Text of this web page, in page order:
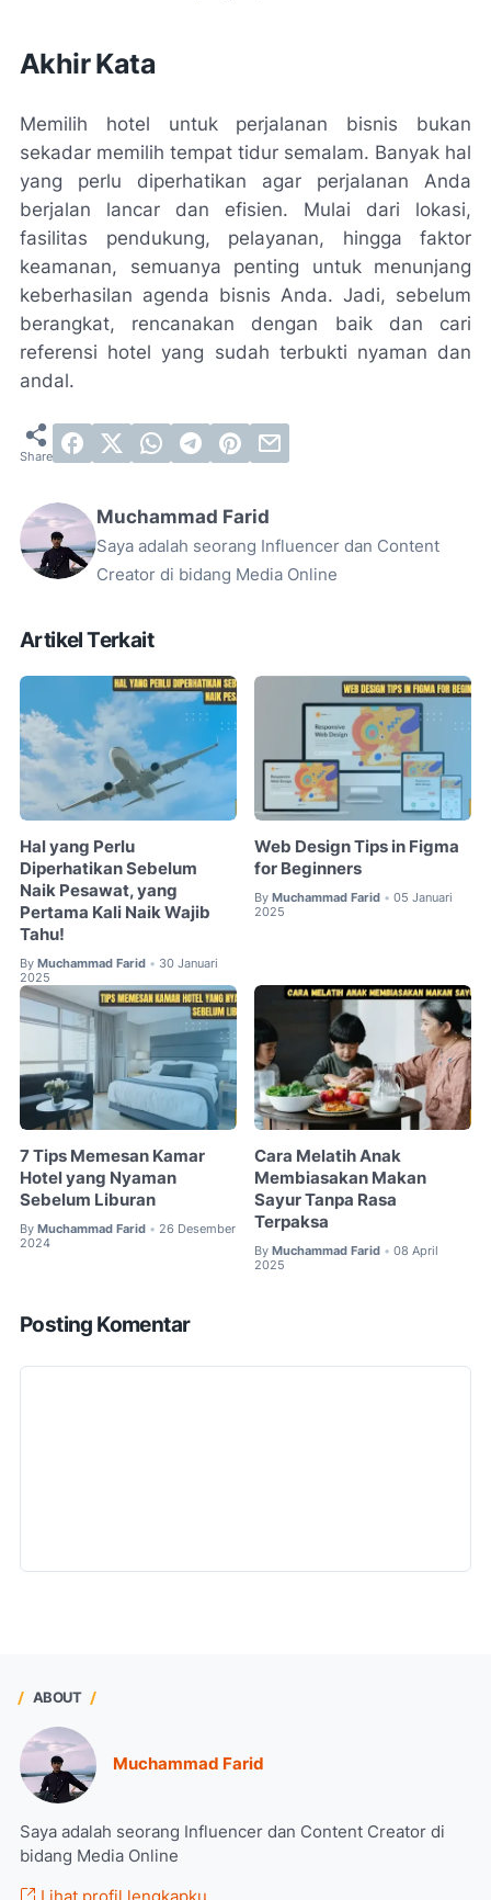
Akhir Kata
Memilih hotel untuk perjalanan bisnis bukan
sekadar memilih tempat tidur semalam. Banyak hal
yang perlu diperhatikan agar perjalanan Anda
berjalan lancar dan efisien. Mulai dari lokasi,
fasilitas pendukung, pelayanan, hingga faktor
keamanan, semuanya penting untuk menunjang
keberhasilan agenda bisnis Anda. Jadi, sebelum
berangkat, rencanakan dengan baik dan cari
referensi hotel yang sudah terbukti nyaman dan
andal.
Muchammad Farid
Saya adalah seorang Influencer dan Content
Creator di bidang Media Online
Artikel Terkait
Hal yang Perlu
Diperhatikan Sebelum
Naik Pesawat, yang
Pertama Kali Naik Wajib
Tahu!
By Muchammad Farid • 30 Januari
2025
Web Design Tips in Figma
for Beginners
By Muchammad Farid • 05 Januari
2025
7 Tips Memesan Kamar
Hotel yang Nyaman
Sebelum Liburan
By Muchammad Farid • 26 Desember
2024
Cara Melatih Anak
Membiasakan Makan
Sayur Tanpa Rasa
Terpaksa
By Muchammad Farid • 08 April
2025
Posting Komentar
ABOUT
Muchammad Farid
Saya adalah seorang Influencer dan Content Creator di
bidang Media Online